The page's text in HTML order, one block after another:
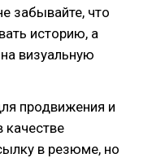
забывайте, что
историю, а
визуальную
продвижения и
качестве
в резюме, но